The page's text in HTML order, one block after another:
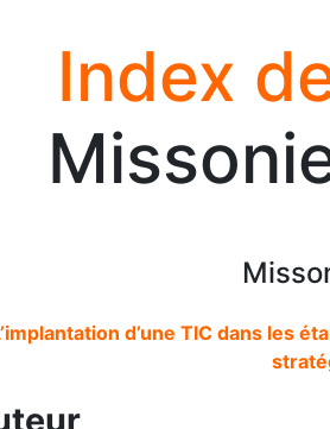
Index
d’une TIC dans les